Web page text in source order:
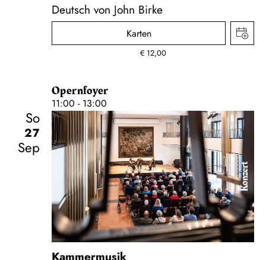
Deutsch von John Birke
Karten
€ 12,00
Opernfoyer
11:00 - 13:00
So
27
Sep
Konzert
Kammermusik